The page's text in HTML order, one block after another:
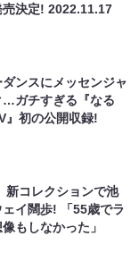
売決定!2022.11.17
ンスにメッセンジャ
…ガチすぎる『なる
』初の公開収録!
新コレクションで池
イ闊歩! 「55歳でラ
もしなかった」